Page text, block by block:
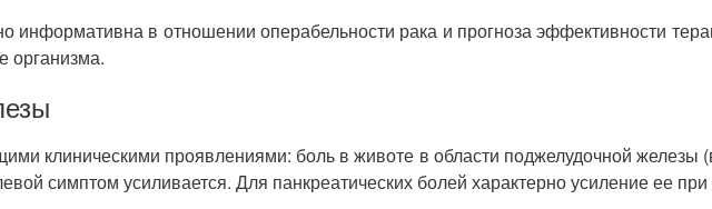
информативна в отношении операбельности рака и прогноза эффективности
организма.
клиническими проявлениями: боль в животе в области поджелудочной железы
симптом усиливается. Для панкреатических болей характерно усиление ее при